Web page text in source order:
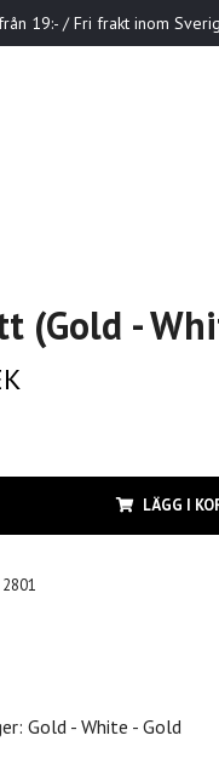
19:- / Fri frakt inom
(Gold -
LÄGG I
2801
Gold - White - Gold